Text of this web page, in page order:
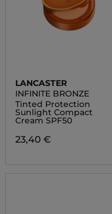
LANCASTER
INFINITE BRONZE
Tinted Protection
Sunlight Compact
Cream SPF50
23,40 €